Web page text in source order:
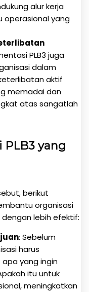
alur kerja
operasional yang
PLB3 juga
dalam
aktif
memadai dan
atas sangatlah
yang
berikut
organisasi
lebih efektif:
: Sebelum
harus
yang ingin
itu untuk
meningkatkan